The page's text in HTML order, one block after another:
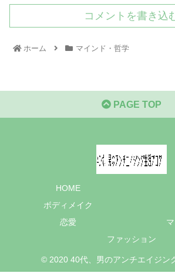
コメントを書き込
ホーム マインド・哲学
PAGE TOP
HOME
ボディメイク
恋愛
ファッション
© 2020 40代、男のアンチエイジン